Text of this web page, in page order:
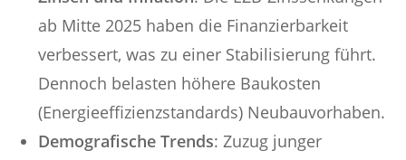
ab Mitte 2025 haben die Finanzierbarkeit
verbessert, was zu einer Stabilisierung führt.
Dennoch belasten höhere Baukosten
(Energieeffizienzstandards) Neubauvorhaben.
Demografische Trends: Zuzug junger